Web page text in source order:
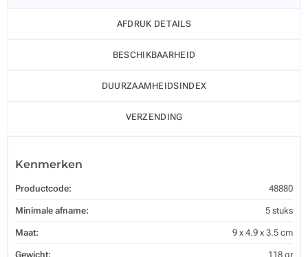
AFDRUK DETAILS
BESCHIKBAARHEID
DUURZAAMHEIDSINDEX
VERZENDING
Kenmerken
Productcode: 48880
Minimale afname: 5 stuks
Maat: 9 x 4.9 x 3.5 cm
Gewicht: 118 gr